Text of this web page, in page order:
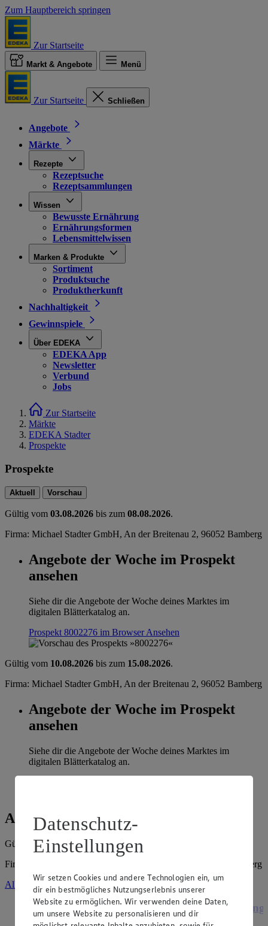
Zum Hauptbereich springen
Zur Startseite
Markt & Angebote Menü
Zur Startseite Schließen
Angebote
Märkte
Rezepte
Rezeptsuche
Rezeptsammlungen
Wissen
Bewusste Ernährung
Ernährungsformen
Lebensmittelwissen
Marken & Produkte
Sortiment
Produktsuche
Produktherkunft
Nachhaltigkeit
Gewinnspiele
Über EDEKA
EDEKA App
Newsletter
Verbund
Jobs
Zur Startseite
Märkte
EDEKA Stadter
Prospekte
Prospekte
Aktuell Vorschau
Gültig vom 03.08.2026 bis zum 08.08.2026.
Firma: Michael Stadter GmbH, An der Breitenau 2, 96052 Bamberg
Angebote der Woche im Prospekt
ansehen
Siehe dir die Angebote der Woche deines Marktes im
digitalen Blätterkatalog an.
Prospekt 8002276 im BrowserAnsehen
Gültig vom 10.08.2026 bis zum 15.08.2026.
Firma: Michael Stadter GmbH, An der Breitenau 2, 96052 Bamberg
Angebote der Woche im Prospekt
ansehen
Siehe dir die Angebote der Woche deines Marktes im
digitalen Blätterkatalog an.
Angebote der Woche
Gültig vom 03.08.2026 bis zum08.08.2026
Firma: Michael Stadter GmbH, An der Breitenau 2, 96052 Bamberg
Alle Angebote ansehen
Angebot:15 % Rabatt auf alle Dessert-
Artikel der Marke EDEKA
Datenschutz-
Einstellungen
Wir setzen Cookies und andere Technologien ein, um
dir ein bestmögliches Nutzungserlebnis unserer
Website zu ermöglichen. Wir verwenden deine Daten,
um unsere Website zu personalisieren und dir